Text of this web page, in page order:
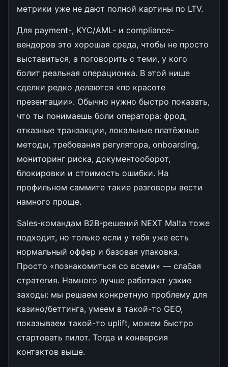
метрики уже не дают полной картины по LTV.
Для payment-, KYC/AML- и compliance-
вендоров это хорошая среда, чтобы не просто
выставиться, а поговорить с теми, у кого
болит реальная операционка. В этой нише
сделки редко делаются «по красоте
презентации». Обычно нужно быстро показать,
что ты понимаешь боли оператора: фрод,
отказные транзакции, локальные платёжные
методы, требования регулятора, onboarding,
мониторинг риска, документооборот,
блокировки и стоимость ошибки. На
профильном саммите такие разговоры вести
намного проще.
Sales-командам B2B-решений NEXT Malta тоже
подходит, но только если у тебя уже есть
нормальный оффер и базовая упаковка.
Просто «познакомиться со всеми» — слабая
стратегия. Намного лучше работают узкие
заходы: мы решаем конкретную проблему для
казино/беттинга, умеем в такой-то GEO,
показываем такой-то uplift, можем быстро
стартовать пилот. Тогда и конверсия
контактов выше.